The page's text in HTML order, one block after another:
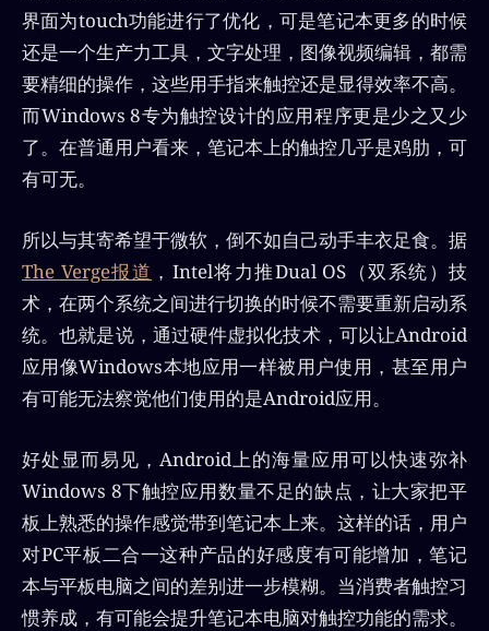
界面为touch功能进行了优化，可是笔记本更多的时候
还是一个生产力工具，文字处理，图像视频编辑，都需
要精细的操作，这些用手指来触控还是显得效率不高。
而Windows 8专为触控设计的应用程序更是少之又少
了。在普通用户看来，笔记本上的触控几乎是鸡肋，可
有可无。
所以与其寄希望于微软，倒不如自己动手丰衣足食。据
The Verge报道 ，Intel将力推Dual OS（双系统）技
术，在两个系统之间进行切换的时候不需要重新启动系
统。也就是说，通过硬件虚拟化技术，可以让Android
应用像Windows本地应用一样被用户使用，甚至用户
有可能无法察觉他们使用的是Android应用。
好处显而易见，Android上的海量应用可以快速弥补
Windows 8下触控应用数量不足的缺点，让大家把平
板上熟悉的操作感觉带到笔记本上来。这样的话，用户
对PC平板二合一这种产品的好感度有可能增加，笔记
本与平板电脑之间的差别进一步模糊。当消费者触控习
惯养成，有可能会提升笔记本电脑对触控功能的需求。